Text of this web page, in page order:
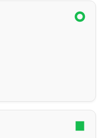
und Felgen:
und vergleiche Service